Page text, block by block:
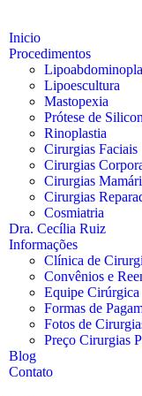
Inicio
Procedimentos
Lipoescultura
Mastopexia
Prótese de
Rinoplastia
Cirurgias Faciais
Cirurgias
Cirurgias
Cirurgias
Cosmiatria
Dra. Cecília Ruiz
Informações
Clínica de
Convênios e
Equipe Cirúrgica
Formas de
Fotos de
Preço Cirurgias
Blog
Contato